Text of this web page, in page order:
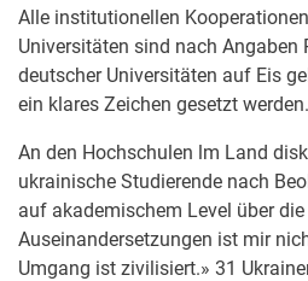
Alle institutionellen
Universitäten sind nach Angaben
deutscher Universitäten auf Eis
ein klares Zeichen gesetzt
An den Hochschulen lm Land
ukrainische Studierende nach
auf akademischem Level über
Auseinandersetzungen ist mir
Umgang ist zivilisiert.» 31